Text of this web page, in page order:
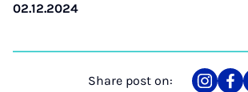
02.12.2024
Share post on: